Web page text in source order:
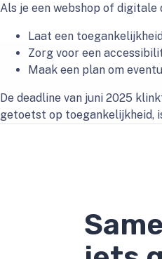
Als je een webshop of
Laat een
Zorg voor een
Maak een plan om
De deadline van juni 2025
getoetst op toegankelijkheid,